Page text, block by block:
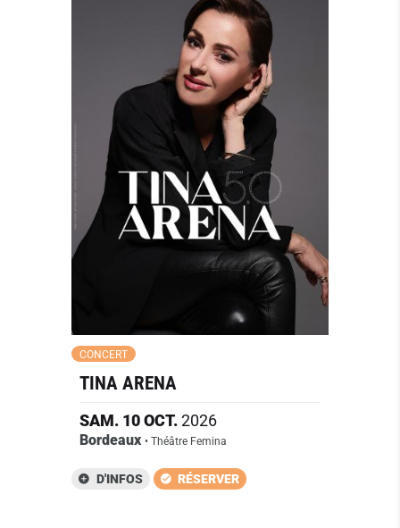
CONCERT
TINA ARENA
SAM. 10OCT.2026
Bordeaux • Théâtre Femina
D'INFOS RÉSERVER